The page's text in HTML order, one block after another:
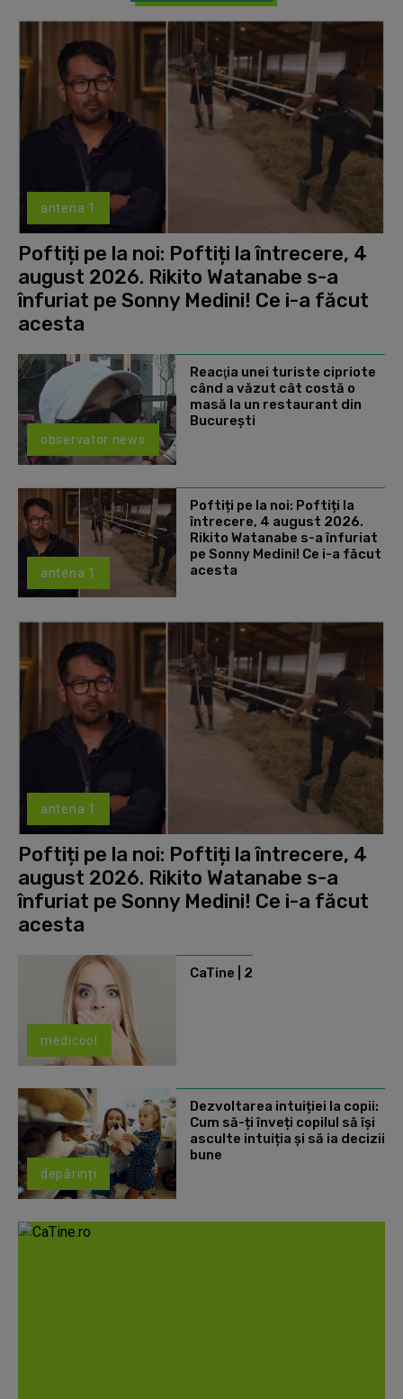
antena 1
Poftiți pe la noi: Poftiți la întrecere, 4
august 2026. Rikito Watanabe s-a
înfuriat pe Sonny Medini! Ce i-a făcut
acesta
observator news
Reacţia unei turiste cipriote
când a văzut cât costă o
masă la un restaurant din
Bucureşti
antena 1
Poftiți pe la noi: Poftiți la
întrecere, 4 august 2026.
Rikito Watanabe s-a înfuriat
pe Sonny Medini! Ce i-a făcut
acesta
antena 1
Poftiți pe la noi: Poftiți la întrecere, 4
august 2026. Rikito Watanabe s-a
înfuriat pe Sonny Medini! Ce i-a făcut
acesta
medicool
CaTine | 2
depărinți
Dezvoltarea intuiției la copii:
Cum să-ți înveți copilul să își
asculte intuiția și să ia decizii
bune